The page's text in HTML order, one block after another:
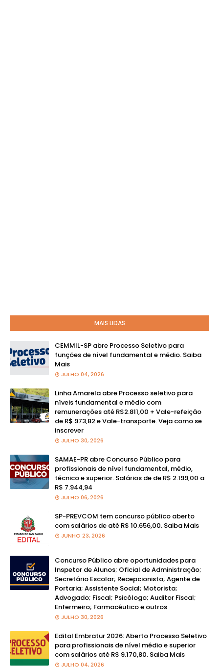
MAIS LIDAS
CEMMIL-SP abre Processo Seletivo para
funções de nível fundamental e médio. Saiba
Mais
JULHO 04, 2026
Linha Amarela abre Processo seletivo para
níveis fundamental e médio com
remunerações até R$2.811,00 + Vale-refeição
de R$ 973,82 e Vale-transporte. Veja como se
inscrever
JULHO 30, 2026
SAMAE-PR abre Concurso Público para
profissionais de nível fundamental, médio,
técnico e superior. Salários de de R$ 2.199,00 a
R$ 7.944,94
JULHO 06, 2026
SP-PREVCOM tem concurso público aberto
com salários de até R$ 10.656,00. Saiba Mais
JUNHO 23, 2026
Concurso Público abre oportunidades para
Inspetor de Alunos; Oficial de Administração;
Secretário Escolar; Recepcionista; Agente de
Portaria; Assistente Social; Motorista;
Advogado; Fiscal; Psicólogo; Auditor Fiscal;
Enfermeiro; Farmacêutico e outros
JULHO 30, 2026
Edital Embratur 2026: Aberto Processo Seletivo
para profissionais de nível médio e superior
com salários até R$ 9.170,80. Saiba Mais
JULHO 04, 2026